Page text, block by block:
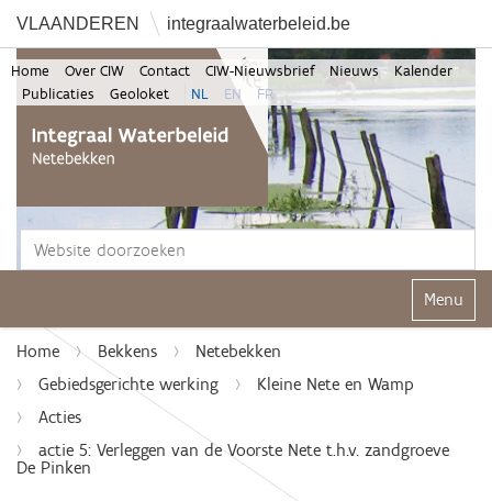
VLAANDEREN integraalwaterbeleid.be
Home Over CIW Contact CIW-Nieuwsbrief Nieuws
Kalender
Publicaties
Geoloket NL EN FR
Klap
Home Bekkens
Netebekken
Gebiedsgerichte werking
Kleine Nete en Wamp
Acties
actie 5: Verleggen van de Voorste Nete t.h.v. zandgroeve
De Pinken